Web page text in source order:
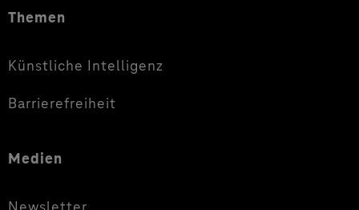
Themen
Künstliche Intelligenz
Barrierefreiheit
Medien